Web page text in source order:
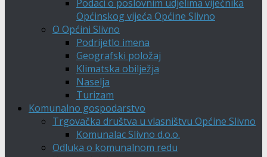
Podaci o poslovnim udjelima vijećnika
Općinskog vijeća Općine Slivno
O Općini Slivno
Podrijetlo imena
Geografski položaj
Klimatska obilježja
Naselja
Turizam
Komunalno gospodarstvo
Trgovačka društva u vlasništvu Općine Slivno
Komunalac Slivno d.o.o.
Odluka o komunalnom redu